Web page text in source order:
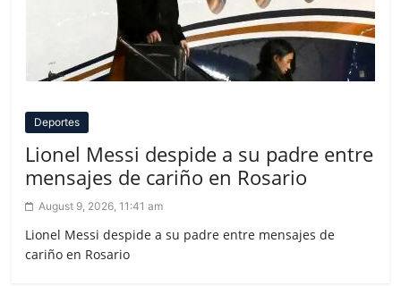
Deportes
Lionel Messi despide a su padre entre
mensajes de cariño en Rosario
August 9, 2026, 11:41 am
Lionel Messi despide a su padre entre mensajes de
cariño en Rosario